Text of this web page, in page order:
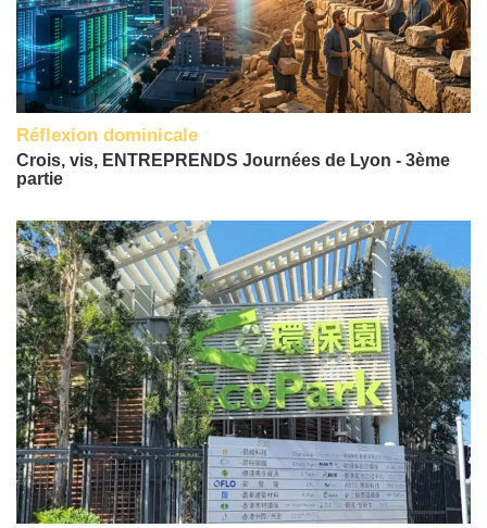
Réflexion dominicale
Crois, vis, ENTREPRENDS Journées de Lyon - 3ème
partie